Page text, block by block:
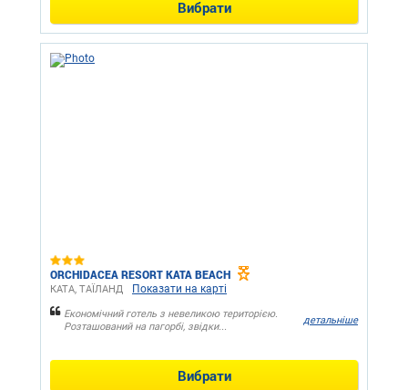
Вибрати
ORCHIDACEA RESORT KATA BEACH
КАТА, ТАЇЛАНД Показати на карті
Економічний готель з невеликою територією.
Розташований на пагорбі, звідки...
детальніше
Вибрати